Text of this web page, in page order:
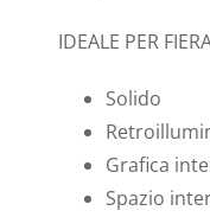
IDEALE PER
Solido
Grafica
Spazio